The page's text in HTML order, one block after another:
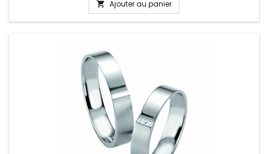
 Ajouter au panier